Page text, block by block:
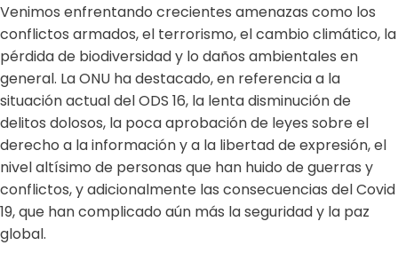
Venimos enfrentando crecientes amenazas como los
conflictos armados, el terrorismo, el cambio climático, la
pérdida de biodiversidad y lo daños ambientales en
general. La ONU ha destacado, en referencia a la
situación actual del ODS 16, la lenta disminución de
delitos dolosos, la poca aprobación de leyes sobre el
derecho a la información y a la libertad de expresión, el
nivel altísimo de personas que han huido de guerras y
conflictos, y adicionalmente las consecuencias del Covid
19, que han complicado aún más la seguridad y la paz
global.